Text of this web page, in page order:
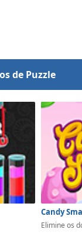
de Puzzle
Candy
Elimine os